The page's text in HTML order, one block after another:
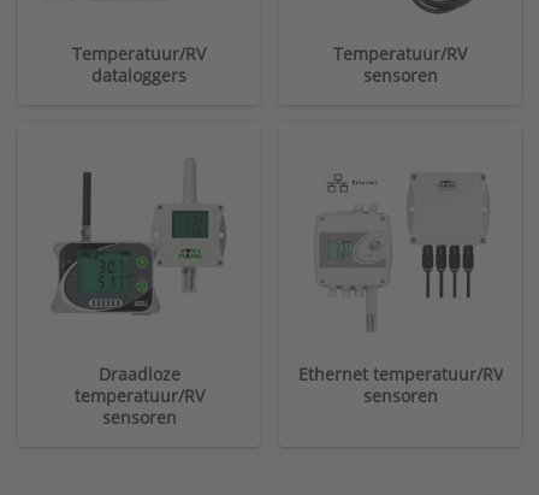
Temperatuur/RV
dataloggers
Temperatuur/RV
sensoren
Draadloze
temperatuur/RV
sensoren
Ethernet temperatuur/RV
sensoren